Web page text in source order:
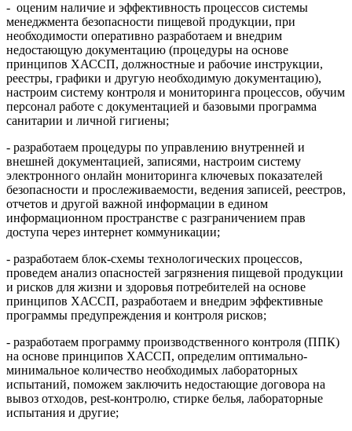
- оценим наличие и эффективность процессов системы
менеджмента безопасности пищевой продукции, при
необходимости оперативно разработаем и внедрим
недостающую документацию (процедуры на основе
принципов ХАССП, должностные и рабочие инструкции,
реестры, графики и другую необходимую документацию),
настроим систему контроля и мониторинга процессов, обучим
персонал работе с документацией и базовыми программа
санитарии и личной гигиены;
- разработаем процедуры по управлению внутренней и
внешней документацией, записями, настроим систему
электронного онлайн мониторинга ключевых показателей
безопасности и прослеживаемости, ведения записей, реестров,
отчетов и другой важной информации в едином
информационном пространстве с разграничением прав
доступа через интернет коммуникации;
- разработаем блок-схемы технологических процессов,
проведем анализ опасностей загрязнения пищевой продукции
и рисков для жизни и здоровья потребителей на основе
принципов ХАССП, разработаем и внедрим эффективные
программы предупреждения и контроля рисков;
- разработаем программу производственного контроля (ППК)
на основе принципов ХАССП, определим оптимально-
минимальное количество необходимых лабораторных
испытаний, поможем заключить недостающие договора на
вывоз отходов, pest-контролю, стирке белья, лабораторные
испытания и другие;